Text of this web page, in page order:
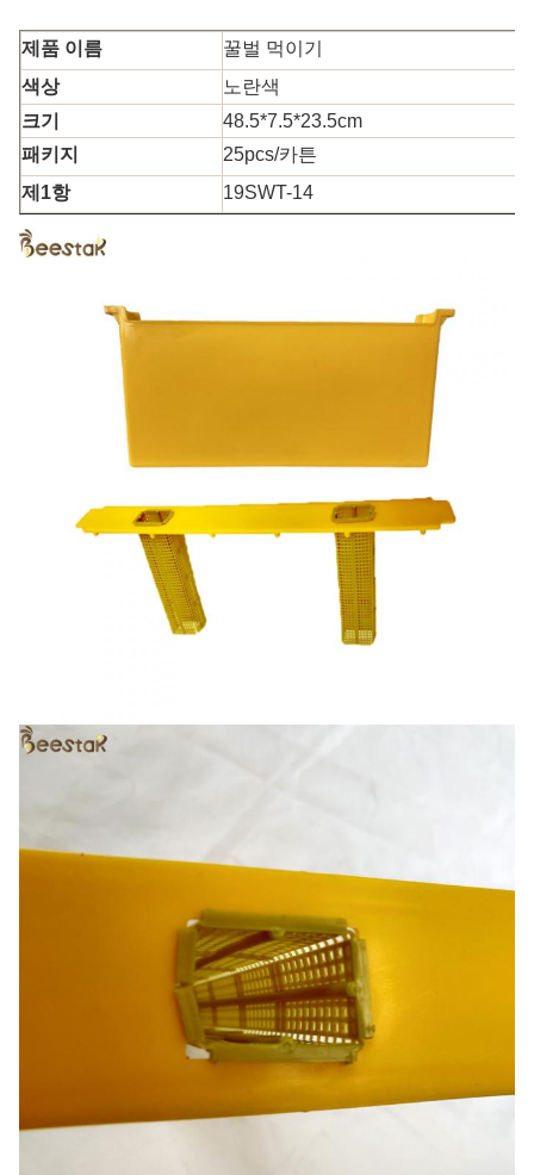
제품 이름
꿀벌 먹이기
색상
노란색
크기
48.5*7.5*23.5cm
패키지
25pcs/카튼
제1항
19SWT-14